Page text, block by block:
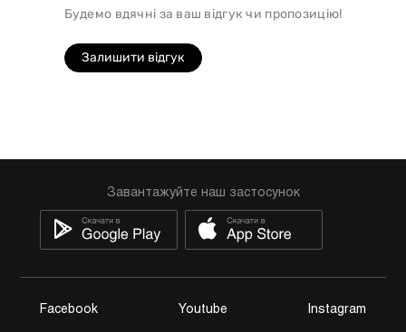
Будемо вдячні за ваш відгук чи пропозицію!
Залишити відгук
Завантажуйте наш застосунок
Facebook Youtube Instagram